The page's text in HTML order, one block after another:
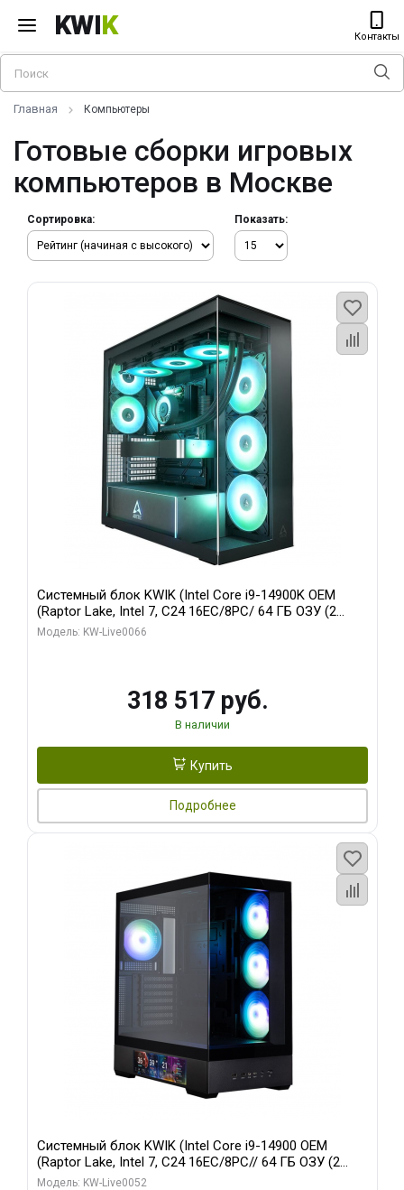
KWIK Контакты
Главная Компьютеры
Готовые сборки игровых
компьютеров в Москве
Сортировка: Показать:
Системный блок KWIK (Intel Core i9-14900K OEM
(Raptor Lake, Intel 7, C24 16EC/8PC/ 64 ГБ ОЗУ (2
модуля)/ Gigabyte RTX5080 XTREME WATERFORCE
Модель: KW-Live0066
318 517 руб.
В наличии
Купить
Подробнее
Системный блок KWIK (Intel Core i9-14900 OEM
(Raptor Lake, Intel 7, C24 16EC/8PC// 64 ГБ ОЗУ (2
модуля)/ Palit RTX5080 GAMINGPRO OC 16GB GDDR7
Модель: KW-Live0052